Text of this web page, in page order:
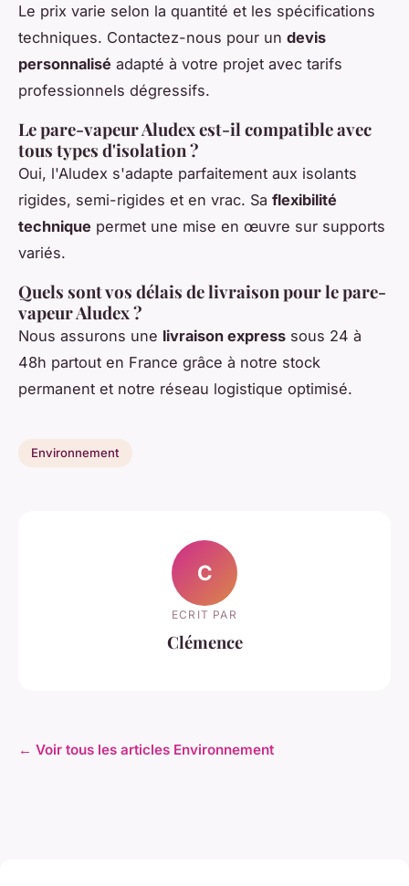
Le prix varie selon la quantité et les spécifications
techniques. Contactez-nous pour un devis
personnalisé adapté à votre projet avec tarifs
professionnels dégressifs.
Le pare-vapeur Aludex est-il compatible avec
tous types d'isolation ?
Oui, l'Aludex s'adapte parfaitement aux isolants
rigides, semi-rigides et en vrac. Sa flexibilité
technique permet une mise en œuvre sur supports
variés.
Quels sont vos délais de livraison pour le pare-
vapeur Aludex ?
Nous assurons une livraison express sous 24 à
48h partout en France grâce à notre stock
permanent et notre réseau logistique optimisé.
Environnement
C
ECRIT PAR
Clémence
← Voir tous les articles Environnement